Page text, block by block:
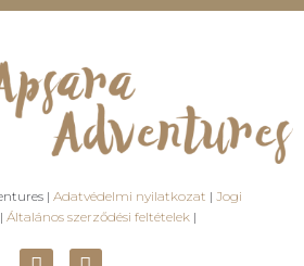
| Adatvédelmi nyilatkozat | Jogi
| Általános szerződési feltételek |